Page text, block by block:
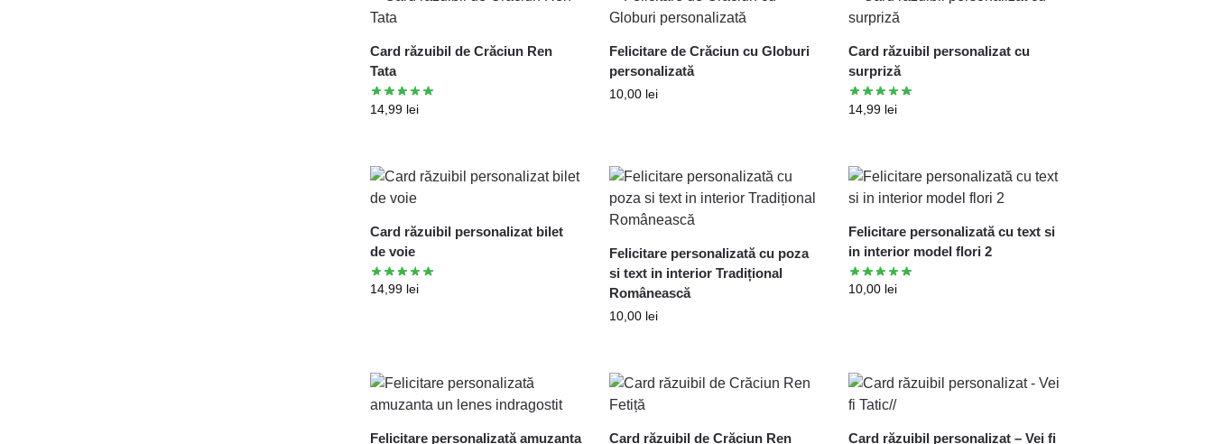
Card răzuibil de Crăciun Ren
Tata
14,99 lei
Felicitare de Crăciun cu Globuri
personalizată
10,00 lei
Card răzuibil personalizat cu
surpriză
14,99 lei
Card răzuibil personalizat bilet
de voie
14,99 lei
Felicitare personalizată cu poza
si text in interior Tradițional
Românească
10,00 lei
Felicitare personalizată cu text si
in interior model flori 2
10,00 lei
Felicitare personalizată amuzanta Card răzuibil de Crăciun Ren Card răzuibil personalizat – Vei fi